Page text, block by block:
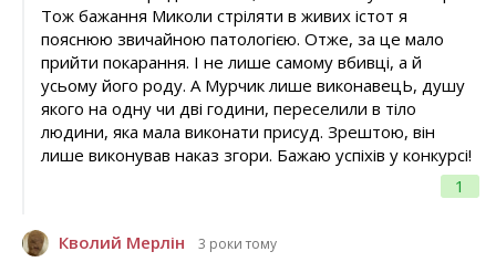
1
Тож бажання Миколи стріляти в живих істот я
пояснюю звичайною патологією. Отже, за це мало
прийти покарання. І не лише самому вбивці, а й
усьому його роду. А Мурчик лише виконавецЬ, душу
якого на одну чи дві години, переселили в тіло
людини, яка мала виконати присуд. Зрештою, він
лише виконував наказ згори. Бажаю успіхів у конкурсі!
Кволий Мерлін 3 роки тому